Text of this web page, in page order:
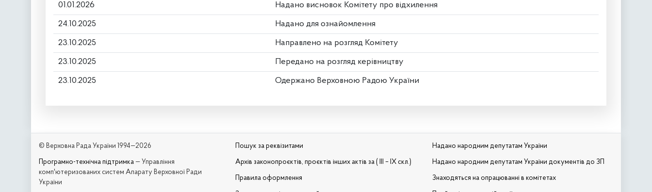
01.01.2026 Надано висновок Комітету про відхилення
24.10.2025 Надано для ознайомлення
23.10.2025 Направлено на розгляд Комітету
23.10.2025 Передано на розгляд керівництву
23.10.2025 Одержано Верховною Радою України
© Верховна Рада України 1994—2026
Програмно-технічна підтримка — Управління
комп'ютеризованих систем Апарату Верховної Ради
України
Пошук за реквізитами
Архів законопроєктів, проєктів інших актів за ( III – IX скл.)
Правила оформлення
Надано народним депутатам України
Надано народним депутатам України документів до ЗП
Знаходяться на опрацюванні в комітетах